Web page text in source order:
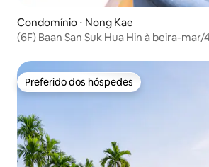
Condomínio ⋅ Nong Kae
(6F) Baan San Suk Hua Hin à beira-
Preferido dos hóspedes
Preferido dos hóspedes